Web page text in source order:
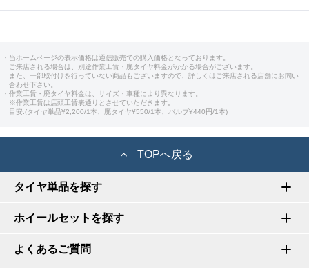
・当ホームページの表示価格は通信販売での購入価格となっております。
ご来店される場合は、別途作業工賃・廃タイヤ料金がかかる場合がございます。
また、一部取付けを行っていない商品もございますので、詳しくはご来店される店舗にお問い
合わせ下さい。
・作業工賃・廃タイヤ料金は、サイズ・車種により異なります。
※作業工賃は店頭工賃表通りとさせていただきます。
目安:(タイヤ単品¥2,200/1本、廃タイヤ¥550/1本、バルブ¥440円/1本)
TOPへ戻る
タイヤ単品を探す
ホイールセットを探す
よくあるご質問